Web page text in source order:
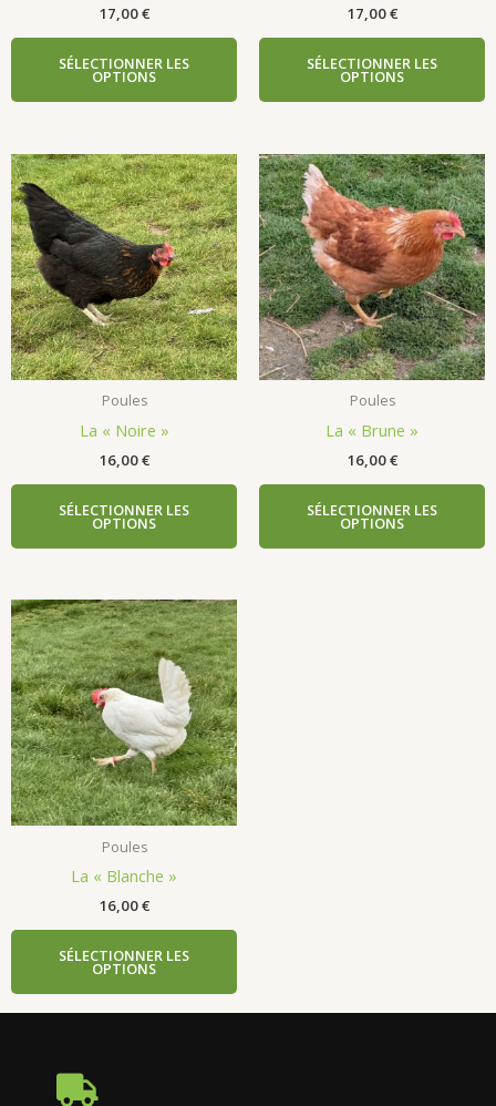
17,00€
SÉLECTIONNER LES
OPTIONS
17,00€
SÉLECTIONNER LES
OPTIONS
Poules
La « Noire »
16,00€
SÉLECTIONNER LES
OPTIONS
Poules
La « Brune »
16,00€
SÉLECTIONNER LES
OPTIONS
Poules
La « Blanche »
16,00€
SÉLECTIONNER LES
OPTIONS